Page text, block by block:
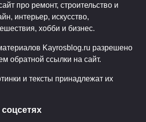
про ремонт, строительство и
интерьер, искусство,
хобби и бизнес.
Kayrosblog.ru разрешено
обратной ссылки на сайт.
и тексты принадлежат их